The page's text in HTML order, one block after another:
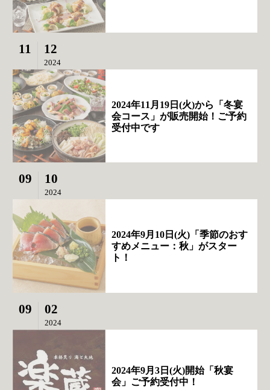
11 12
2024
2024年11月19日(火)から「冬宴
会コース」が販売開始！ご予約
受付中です
09 10
2024
2024年9月10日(火)「季節のおす
すめメニュー：秋」がスター
ト！
09 02
2024
2024年9月3日(火)開始「秋宴
会」ご予約受付中！